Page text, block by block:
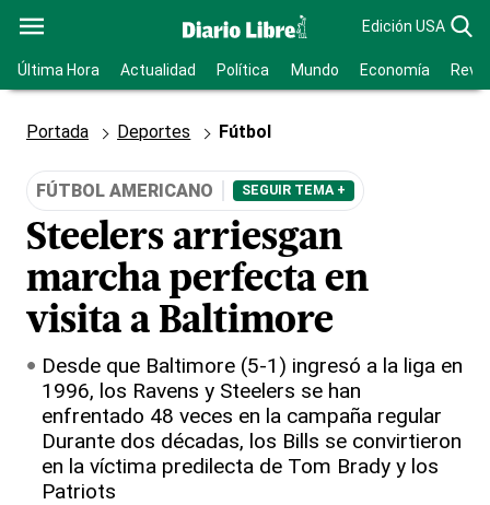
Edición USA
Última Hora Actualidad Política Mundo Economía
Portada Deportes Fútbol
FÚTBOL AMERICANO SEGUIR TEMA +
Steelers arriesgan
marcha perfecta en
visita a Baltimore
Desde que Baltimore (5-1) ingresó a la liga en
1996, los Ravens y Steelers se han
enfrentado 48 veces en la campaña regular
Durante dos décadas, los Bills se convirtieron
en la víctima predilecta de Tom Brady y los
Patriots